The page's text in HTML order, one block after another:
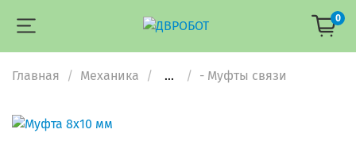
0
Главная Механика ... - Муфты связи